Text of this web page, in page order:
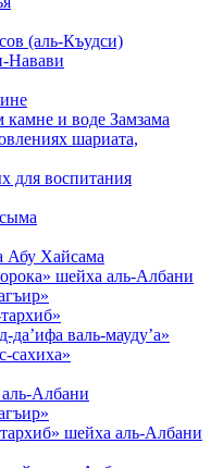
(аль-Къудси)
Навави
и воде Замзама
шариата,
для воспитания
Абу Хайсама
шейха аль-Албани
да’ифа валь-мауду’а»
сахиха»
Албани
шейха аль-Албани